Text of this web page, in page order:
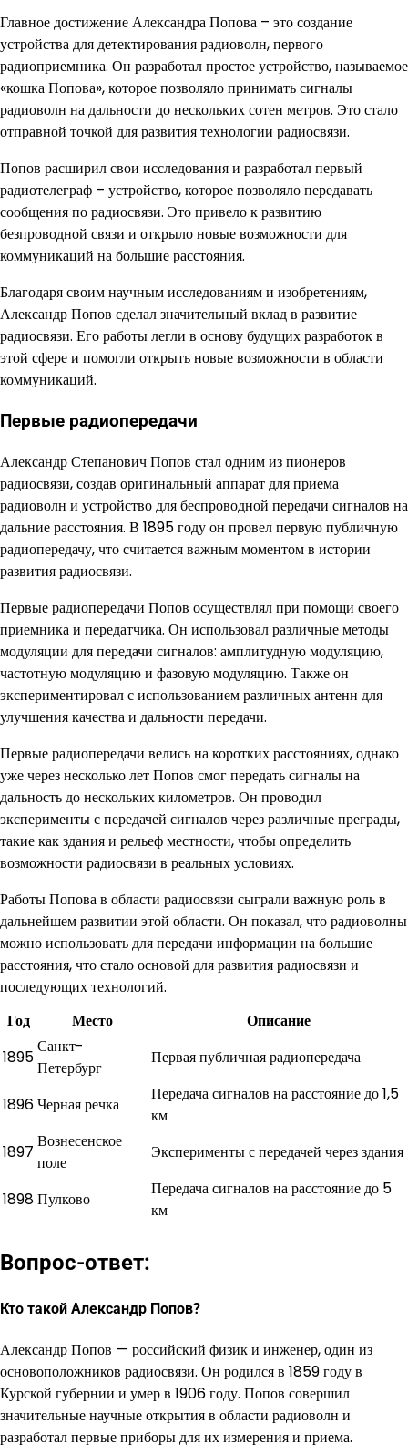
Главное достижение Александра Попова – это создание
устройства для детектирования радиоволн, первого
радиоприемника. Он разработал простое устройство, называемое
«кошка Попова», которое позволяло принимать сигналы
радиоволн на дальности до нескольких сотен метров. Это стало
отправной точкой для развития технологии радиосвязи.
Попов расширил свои исследования и разработал первый
радиотелеграф – устройство, которое позволяло передавать
сообщения по радиосвязи. Это привело к развитию
безпроводной связи и открыло новые возможности для
коммуникаций на большие расстояния.
Благодаря своим научным исследованиям и изобретениям,
Александр Попов сделал значительный вклад в развитие
радиосвязи. Его работы легли в основу будущих разработок в
этой сфере и помогли открыть новые возможности в области
коммуникаций.
Первые радиопередачи
Александр Степанович Попов стал одним из пионеров
радиосвязи, создав оригинальный аппарат для приема
радиоволн и устройство для беспроводной передачи сигналов на
дальние расстояния. В 1895 году он провел первую публичную
радиопередачу, что считается важным моментом в истории
развития радиосвязи.
Первые радиопередачи Попов осуществлял при помощи своего
приемника и передатчика. Он использовал различные методы
модуляции для передачи сигналов: амплитудную модуляцию,
частотную модуляцию и фазовую модуляцию. Также он
экспериментировал с использованием различных антенн для
улучшения качества и дальности передачи.
Первые радиопередачи велись на коротких расстояниях, однако
уже через несколько лет Попов смог передать сигналы на
дальность до нескольких километров. Он проводил
эксперименты с передачей сигналов через различные преграды,
такие как здания и рельеф местности, чтобы определить
возможности радиосвязи в реальных условиях.
Работы Попова в области радиосвязи сыграли важную роль в
дальнейшем развитии этой области. Он показал, что радиоволны
можно использовать для передачи информации на большие
расстояния, что стало основой для развития радиосвязи и
последующих технологий.
Год
Место
Описание
1895
Санкт-
Петербург
Первая публичная радиопередача
1896Черная речка
Передача сигналов на расстояние до 1,5
км
1897
Вознесенское
поле
Эксперименты с передачей через здания
1898Пулково
Передача сигналов на расстояние до 5
км
Вопрос-ответ:
Кто такой Александр Попов?
Александр Попов — российский физик и инженер, один из
основоположников радиосвязи. Он родился в 1859 году в
Курской губернии и умер в 1906 году. Попов совершил
значительные научные открытия в области радиоволн и
разработал первые приборы для их измерения и приема.